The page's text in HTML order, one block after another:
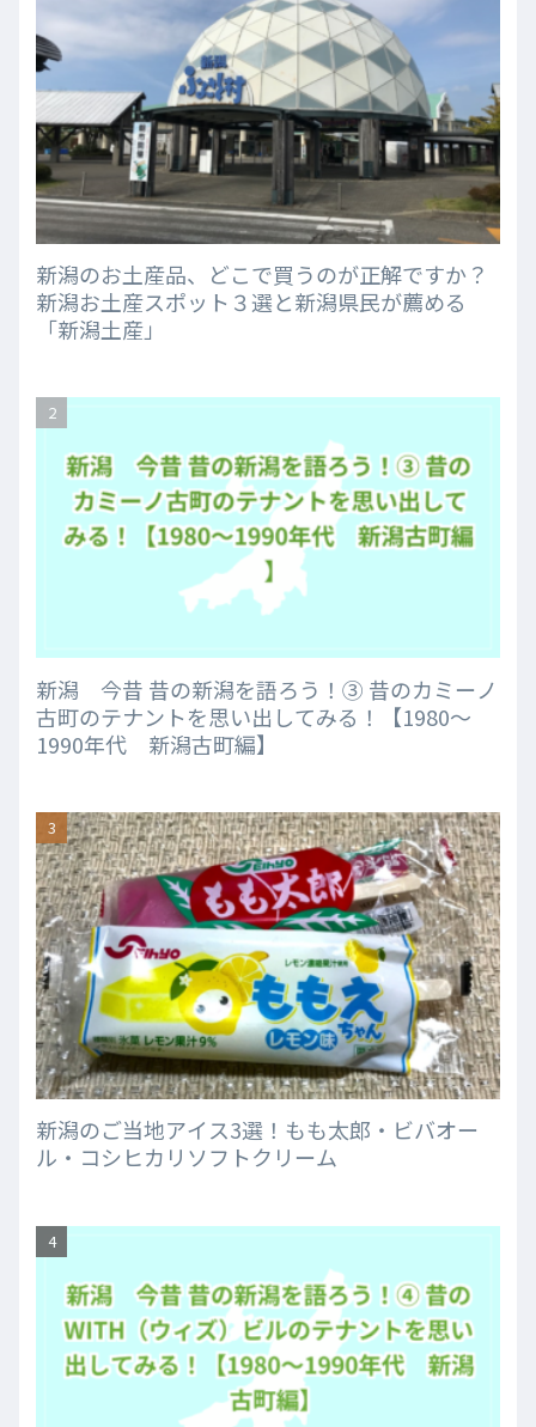
新潟のお土産品、どこで買うのが正解ですか？
新潟お土産スポット３選と新潟県民が薦める
「新潟土産」
新潟 今昔 昔の新潟を語ろう！③ 昔のカミーノ
古町のテナントを思い出してみる！【1980～
1990年代 新潟古町編】
新潟のご当地アイス3選！もも太郎・ビバオー
ル・コシヒカリソフトクリーム